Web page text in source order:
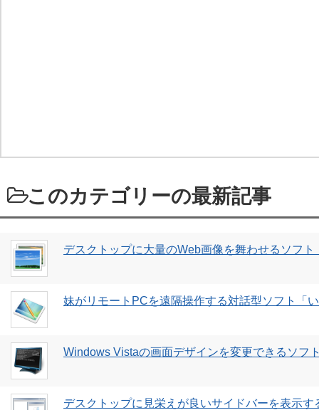
このカテゴリーの最新記事
デスクトップに大量のWeb画像を舞わせるソフ
妹がリモートPCを遠隔操作する対話型ソフト「
Windows Vistaの画面デザインを変更できるソフ
デスクトップに見栄えが良いサイドバーを表示す